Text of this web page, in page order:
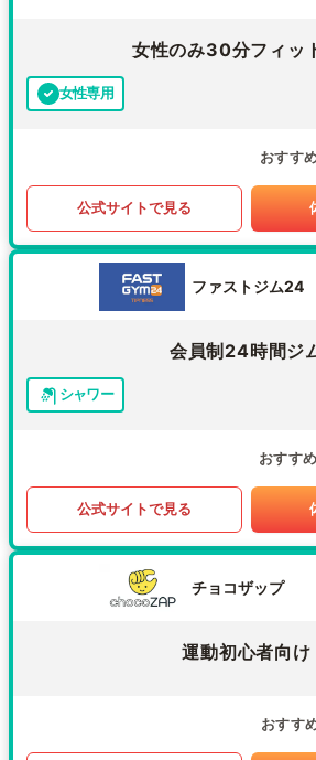
女性のみ30分フィッ
女性専用
おすす
公式サイトで見る
ファストジム24
会員制24時間ジ
シャワー
おすす
公式サイトで見る
チョコザップ
運動初心者向け
おすす